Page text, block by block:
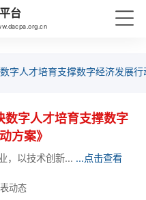
台
字人才培育支撑数字经济发展
数字人才培育支撑数字
方案》
，以技术创新... ...点击查看
动态